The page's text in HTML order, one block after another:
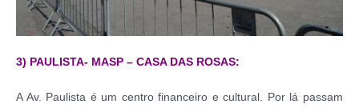
3) PAULISTA- MASP – CASA DAS ROSAS:
A Av. Paulista é um centro financeiro e cultural. Por lá passam